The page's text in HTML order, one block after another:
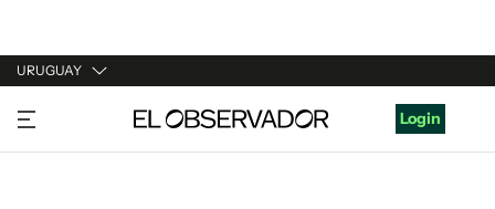
URUGUAY
URUGUAY
ARGENTINA
Login